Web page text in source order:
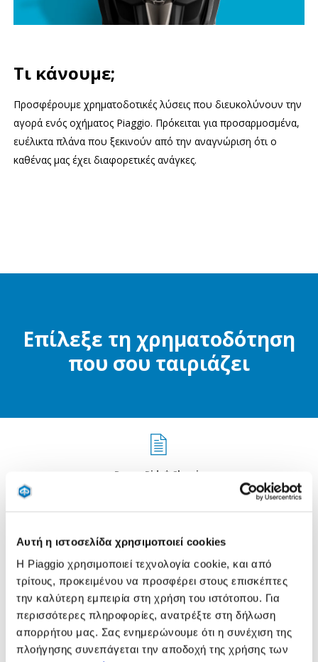
Αυτή η ιστοσελίδα χρησιμοποιεί cookies
Η Piaggio χρησιμοποιεί τεχνολογία cookie, και από
τρίτους, προκειμένου να προσφέρει στους επισκέπτες
την καλύτερη εμπειρία στη χρήση του ιστότοπου. Για
περισσότερες πληροφορίες, ανατρέξτε στη δήλωση
απορρήτου μας. Σας ενημερώνουμε ότι η συνέχιση της
πλοήγησης συνεπάγεται την αποδοχή της χρήσης των
Τι κάνουμε;
Προσφέρουμε χρηματοδοτικές λύσεις που διευκολύνουν την
αγορά ενός οχήματος Piaggio. Πρόκειται για προσαρμοσμένα,
ευέλικτα πλάνα που ξεκινούν από την αναγνώριση ότι ο
καθένας μας έχει διαφορετικές ανάγκες.
Επίλεξε τη χρηματοδότηση
που σου ταιριάζει
DreamRide* Classic